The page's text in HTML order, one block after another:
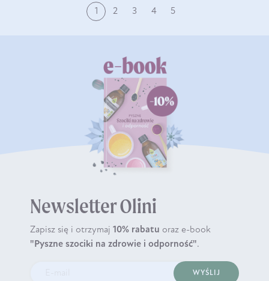
1 2 3 4 5
Newsletter Olini
Zapisz się i otrzymaj 10% rabatu oraz e-book
"Pyszne szociki na zdrowie i odporność".
WYŚLIJ